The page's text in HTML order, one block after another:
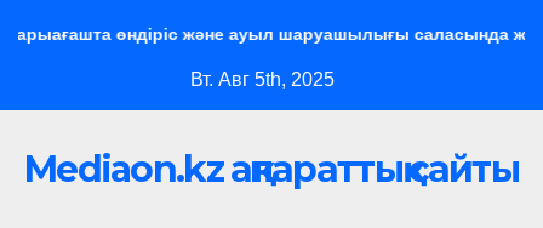
өндіріс және ауыл шаруашылығы саласында
Вт. Авг 5th, 2025
Mediaon.kz ақпараттық сайты